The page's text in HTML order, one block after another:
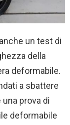
un test di
della
deformabile.
a sbattere
prova di
deformabile